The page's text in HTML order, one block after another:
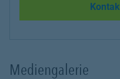
Mediengalerie